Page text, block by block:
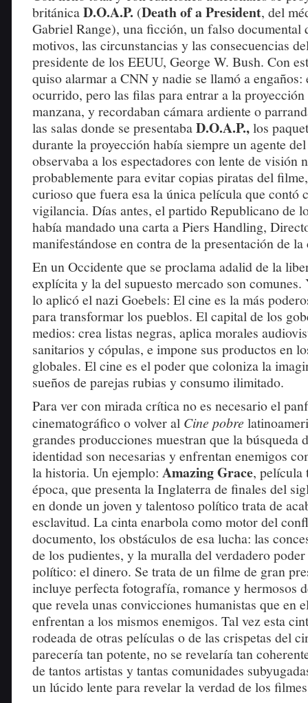
británicaD.O.A.P. (Death of a President, del
Gabriel Range), una ficción, un falso documental
motivos, las circunstancias y las consecuencias
presidente de los EEUU, George W. Bush. Con
quiso alarmar a CNN y nadie se llamó a engaños:
ocurrido, pero las filas para entrar a la
manzana, y recordaban cámara ardiente o
las salas donde se presentabaD.O.A.P.,los
durante la proyección había siempre un agente
observaba a los espectadores con lente de visión
probablemente para evitar copias piratas del
curioso que fuera esa la única película que contó
vigilancia. Días antes, el partido Republicano de
había mandado una carta a Piers Handling,
manifestándose en contra de la presentación de la
En un Occidente que se proclama adalid de la
explícita y la del supuesto mercado son
lo aplicó el nazi Goebels: El cine es la más
para transformar los pueblos. El capital de los
medios: crea listas negras, aplica morales
sanitarios y cópulas, e impone sus productos en
globales. El cine es el poder que coloniza la
sueños de parejas rubias y consumo ilimitado.
Para ver con mirada crítica no es necesario el
cinematográfico o volver al Cine pobre
grandes producciones muestran que la búsqueda
identidad son necesarias y enfrentan enemigos
la historia. Un ejemplo: Amazing Grace, película
época, que presenta la Inglaterra de finales del
en donde un joven y talentoso político trata de
esclavitud. La cinta enarbola como motor del
documento, los obstáculos de esa lucha: las
de los pudientes, y la muralla del verdadero
político: el dinero. Se trata de un filme de gran
incluye perfecta fotografía, romance y hermosos
que revela unas convicciones humanistas que en
enfrentan a los mismos enemigos. Tal vez esta
rodeada de otras películas o de las crispetas del
parecería tan potente, no se revelaría tan
de tantos artistas y tantas comunidades
un lúcido lente para revelar la verdad de los